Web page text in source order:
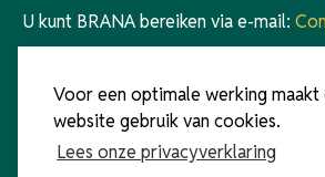
Voor een optimale werking maakt
website gebruik van cookies.
Lees onze privacyverklaring
U kunt BRANA bereiken via e-mail:
Voor telefonisch contact verwijzen we
voorzitter Walter Kooy:Walter Kooy